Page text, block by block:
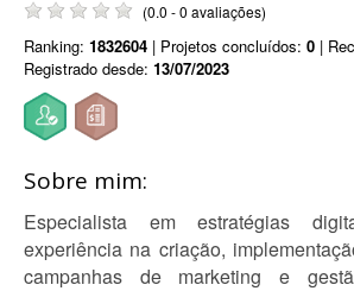
(0.0 - 0 avaliações)
Ranking: 1832604 | Projetos concluídos: 0 |
Registrado desde: 13/07/2023
Sobre mim:
Especialista em estratégias
experiência na criação,
campanhas de marketing e